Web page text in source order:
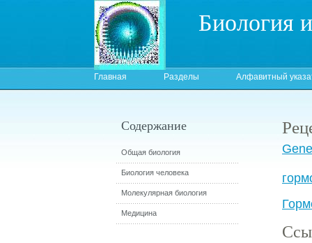
Биология
Главная Разделы Алфавитный
Содержание
Общая биология
Биология человека
Молекулярная биология
Медицина